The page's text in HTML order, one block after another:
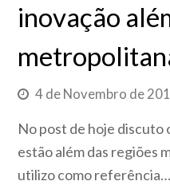
inovação
4 de Novembro de
No post de hoje discuto
estão além das regiões
utilizo como referência…